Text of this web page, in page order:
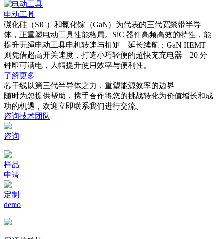
电动工具
碳化硅（SiC）和氮化镓（GaN）为代表的三代宽禁带半导
体，正重塑电动工具性能格局。SiC 器件高频高效的特性，能
提升无绳电动工具电机转速与扭矩，延长续航；GaN HEMT
则凭借超高开关速度，打造小巧轻便的超快充充电器，20 分
钟即可满电，大幅提升使用效率与便利性。
了解更多
芯干线以第三代半导体之力，重塑能源效率的边界
随时为您提供帮助，携手合作将您的挑战转化为价值增长和成
功的机遇，欢迎立即联系我们进行交流。
咨询技术团队
咨询
样品
申请
定制
demo